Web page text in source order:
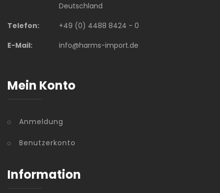
Deutschland
Telefon:
+49 (0) 4488 8424 - 0
E-Mail:
info@harms-import.de
Mein Konto
Anmeldung
Benutzerkonto
Information